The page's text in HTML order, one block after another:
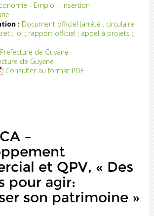
- Emploi - Insertion
: Document officiel (arrêté ; circulaire
; loi ; rapport officiel ; appel à projets ;
Préfecture de Guyane
de Guyane
Consulter au format PDF
–
et QPV, « Des
pour agir:
son patrimoine »